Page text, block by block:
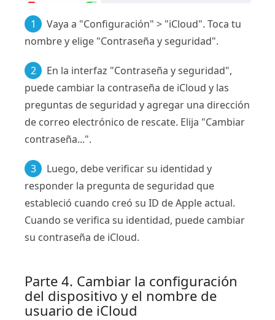
1
Vaya a "Configuración" > "iCloud". Toca tu
nombre y elige "Contraseña y seguridad".
2
En la interfaz "Contraseña y seguridad",
puede cambiar la contraseña de iCloud y las
preguntas de seguridad y agregar una dirección
de correo electrónico de rescate. Elija "Cambiar
contraseña...".
3
Luego, debe verificar su identidad y
responder la pregunta de seguridad que
estableció cuando creó su ID de Apple actual.
Cuando se verifica su identidad, puede cambiar
su contraseña de iCloud.
Parte 4. Cambiar la configuración
del dispositivo y el nombre de
usuario de iCloud